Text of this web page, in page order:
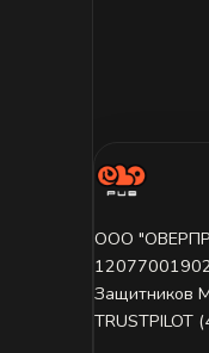
ООО
Защитников
TRUSTPILOT